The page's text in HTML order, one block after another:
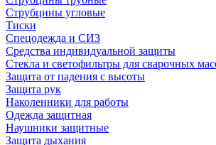
Струбцины угловые
Тиски
Спецодежда и СИЗ
Средства индивидуальной защиты
Стекла и светофильтры для сварочных
Защита от падения с высоты
Защита рук
Наколенники для работы
Одежда защитная
Наушники защитные
Защита дыхания